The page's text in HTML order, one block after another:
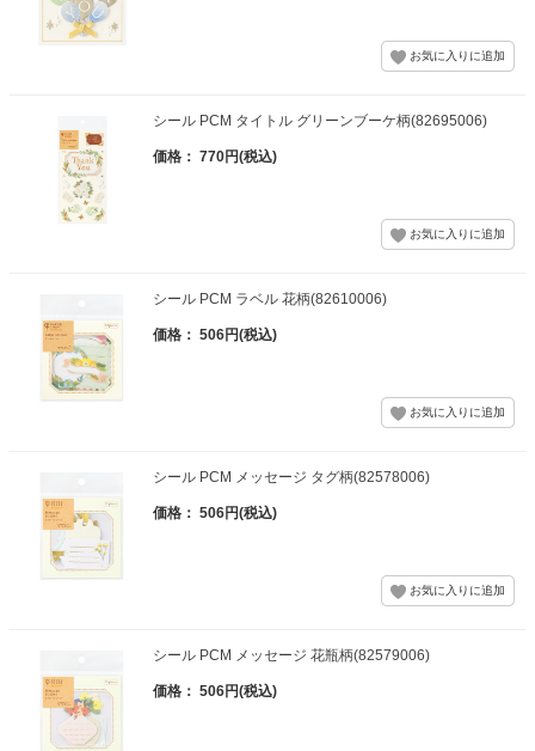
シール PCM タイトル グリーンブーケ柄(82695006)
価格： 770円(税込)
シール PCM ラベル 花柄(82610006)
価格： 506円(税込)
シール PCM メッセージ タグ柄(82578006)
価格： 506円(税込)
シール PCM メッセージ 花瓶柄(82579006)
価格： 506円(税込)